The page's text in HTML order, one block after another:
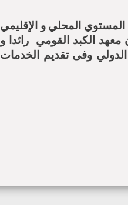
المحلي و الإقليمي
معهد الكبد القومي رائدا و
وفى تقديم الخدمات